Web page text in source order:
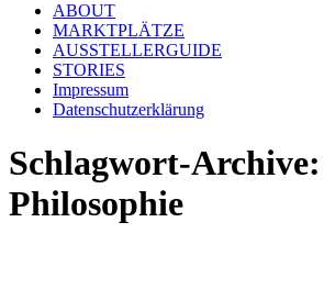
ABOUT
MARKTPLÄTZE
AUSSTELLERGUIDE
STORIES
Impressum
Datenschutzerklärung
Schlagwort-Archive:
Philosophie